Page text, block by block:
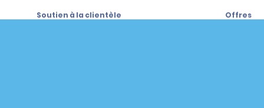
Soutien à la clientèle Offres